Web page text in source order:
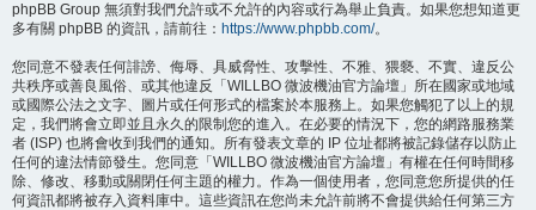
phpBB Group 無須對我們允許或不允許的內容或行為舉止負責。如果您想知道更
多有關 phpBB 的資訊，請前往： https://www.phpbb.com/。
您同意不發表任何誹謗、侮辱、具威脅性、攻擊性、不雅、猥褻、不實、違反公
共秩序或善良風俗、或其他違反「WILLBO 微波機油官方論壇」所在國家或地域
或國際公法之文字、圖片或任何形式的檔案於本服務上。如果您觸犯了以上的規
定，我們將會立即並且永久的限制您的進入。在必要的情況下，您的網路服務業
者 (ISP) 也將會收到我們的通知。所有發表文章的 IP 位址都將被記錄儲存以防止
任何的違法情節發生。您同意「WILLBO 微波機油官方論壇」有權在任何時間移
除、修改、移動或關閉任何主題的權力。作為一個使用者，您同意您所提供的任
何資訊都將被存入資料庫中。這些資訊在您尚未允許前將不會提供給任何第三方